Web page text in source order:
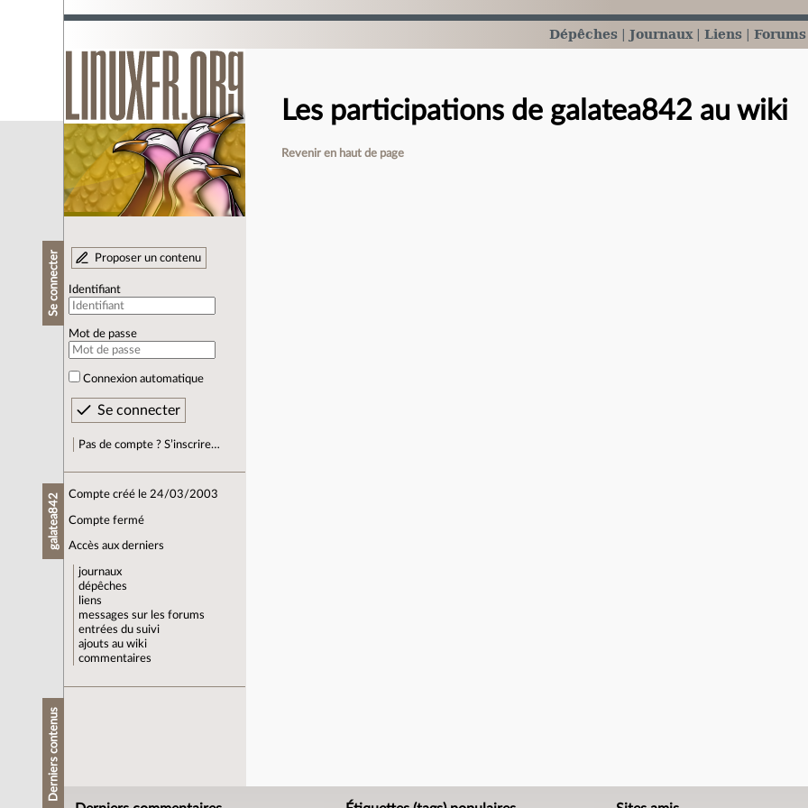
Dépêches Journaux Liens Forums
Se connecter Proposer un contenu
Identifiant
Mot de passe
Connexion automatique
Pas de compte ? S’inscrire…
galatea842 Compte créé le 24/03/2003
Compte fermé
Accès aux derniers
journaux
dépêches
liens
messages sur les forums
entrées du suivi
ajouts au wiki
commentaires
Derniers contenus
Les participations de galatea842 au wiki
Revenir en haut de page